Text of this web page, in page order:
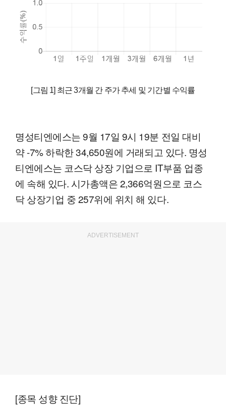
[그림 1] 최근 3개월 간 주가 추세 및 기간별 수익률
명성티엔에스는 9월 17일 9시 19분 전일 대비
약 -7% 하락한 34,650원에 거래되고 있다. 명성
티엔에스는 코스닥 상장 기업으로 IT부품 업종
에 속해 있다. 시가총액은 2,366억원으로 코스
닥 상장기업 중 257위에 위치 해 있다.
ADVERTISEMENT
[종목 성향 진단]